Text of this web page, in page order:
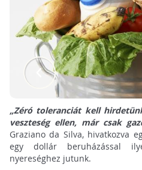
„Zéró toleranciát kell
veszteség ellen, már csak
Graziano da Silva, hivatkozva
egy dollár beruházással
nyereséghez jutunk.